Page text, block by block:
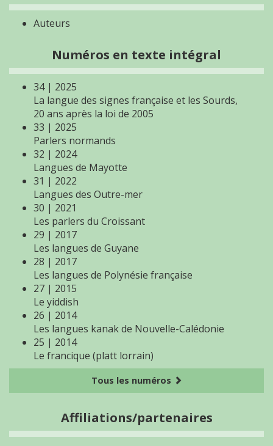
Auteurs
Numéros en texte intégral
34 | 2025
La langue des signes française et les Sourds,
20 ans après la loi de 2005
33 | 2025
Parlers normands
32 | 2024
Langues de Mayotte
31 | 2022
Langues des Outre-mer
30 | 2021
Les parlers du Croissant
29 | 2017
Les langues de Guyane
28 | 2017
Les langues de Polynésie française
27 | 2015
Le yiddish
26 | 2014
Les langues kanak de Nouvelle-Calédonie
25 | 2014
Le francique (platt lorrain)
Tous les numéros
Affiliations/partenaires